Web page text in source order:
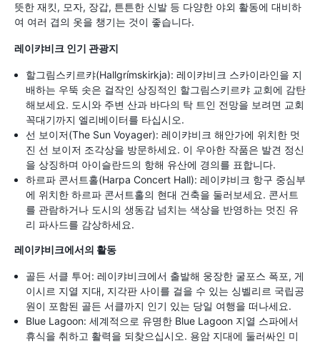
뜻한 재킷, 모자, 장갑, 튼튼한 신발 등 다양한 야외 활동에 대비하
여 여러 겹의 옷을 챙기는 것이 좋습니다.
레이캬비크 인기 관광지
할그림스키르캬(Hallgrímskirkja): 레이캬비크 스카이라인을 지
배하는 우뚝 솟은 걸작인 상징적인 할그림스키르캬 교회에 감탄
해보세요. 도시와 주변 산과 바다의 탁 트인 전망을 보려면 교회
꼭대기까지 엘리베이터를 타십시오.
선 보이저(The Sun Voyager): 레이캬비크 해안가에 위치한 멋
진 선 보이저 조각상을 방문하세요. 이 우아한 작품은 발견 정신
을 상징하며 아이슬란드의 항해 유산에 경의를 표합니다.
하르파 콘서트홀(Harpa Concert Hall): 레이캬비크 항구 중심부
에 위치한 하르파 콘서트홀의 현대 건축을 둘러보세요. 콘서트
를 관람하거나 도시의 생동감 넘치는 색상을 반영하는 멋진 유
리 파사드를 감상하세요.
레이캬비크에서의 활동
골든 서클 투어: 레이캬비크에서 출발해 웅장한 굴포스 폭포, 게
이시르 지열 지대, 지각판 사이를 걸을 수 있는 싱벨리르 국립공
원이 포함된 골든 서클까지 인기 있는 당일 여행을 떠나세요.
Blue Lagoon: 세계적으로 유명한 Blue Lagoon 지열 스파에서
휴식을 취하고 활력을 되찾으십시오. 용암 지대에 둘러싸인 미